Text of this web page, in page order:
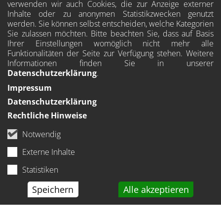
verwenden wir auch Cookies, die zur Anzeige externer
Inhalte oder zu anonymen Statistikzwecken genutzt
werden. Sie können selbst entscheiden, welche Kategorien
Sie zulassen möchten. Bitte beachten Sie, dass auf Basis
Ihrer Einstellungen womöglich nicht mehr alle
Funktionalitäten der Seite zur Verfügung stehen. Weitere
Informationen finden Sie in unserer
Datenschutzerklärung.
Notwendig
Externe Inhalte
Statistiken
Speichern Alle akzeptieren
Impressum
Datenschutzerklärung
Rechtliche Hinweise